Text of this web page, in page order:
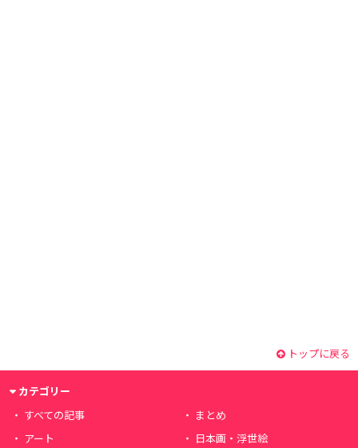
トップに戻る
カテゴリー
すべての記事
まとめ
アート
日本画・浮世絵